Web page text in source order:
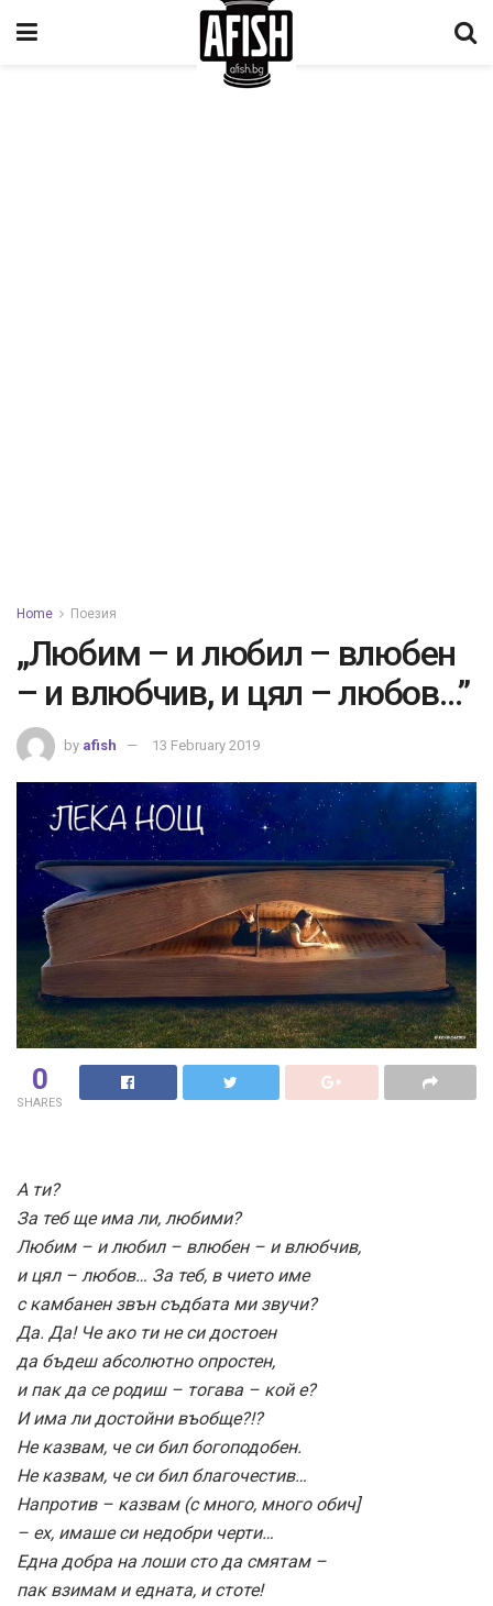
Home Поезия
„Любим – и любил – влюбен
– и влюбчив, и цял – любов…”
by afish 13 February 2019
0
SHARES
А ти?
За теб ще има ли, любими?
Любим – и любил – влюбен – и влюбчив,
и цял – любов… За теб, в чието име
с камбанен звън съдбата ми звучи?
Да. Да! Че ако ти не си достоен
да бъдеш абсолютно опростен,
и пак да се родиш – тогава – кой е?
И има ли достойни въобще?!?
Не казвам, че си бил богоподобен.
Не казвам, че си бил благочестив…
Напротив – казвам (с много, много обич]
– ех, имаше си недобри черти…
Една добра на лоши сто да смятам –
пак взимам и едната, и стоте!